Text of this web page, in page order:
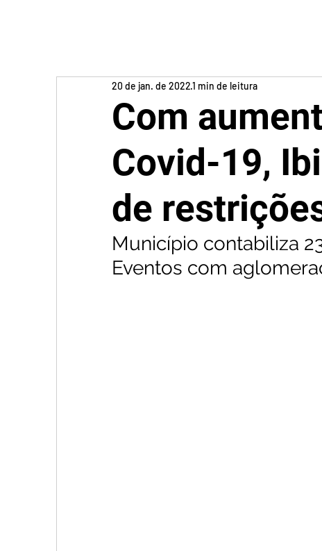
Com
Covid-19,
de
20 de jan. de 20221 min de leitura
Município contabiliza
Eventos com